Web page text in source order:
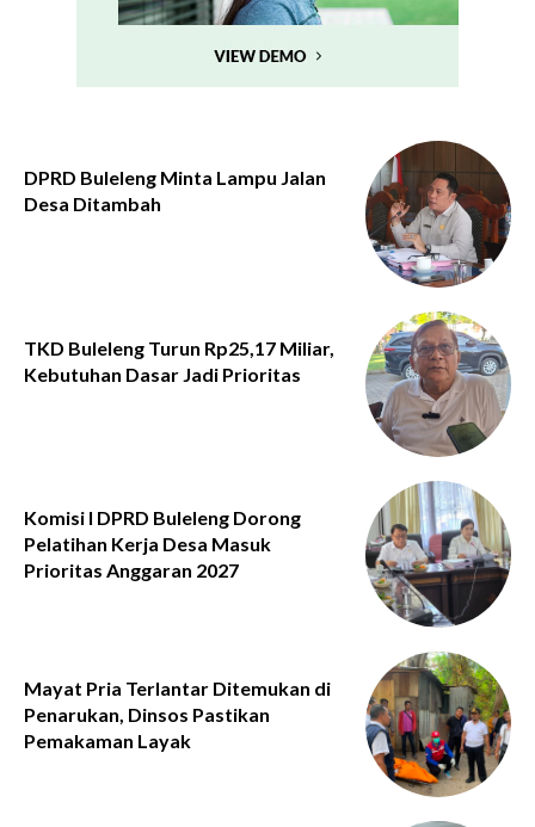
DPRD Buleleng Minta Lampu Jalan
Desa Ditambah
TKD Buleleng Turun Rp25,17 Miliar,
Kebutuhan Dasar Jadi Prioritas
Komisi I DPRD Buleleng Dorong
Pelatihan Kerja Desa Masuk
Prioritas Anggaran 2027
Mayat Pria Terlantar Ditemukan di
Penarukan, Dinsos Pastikan
Pemakaman Layak